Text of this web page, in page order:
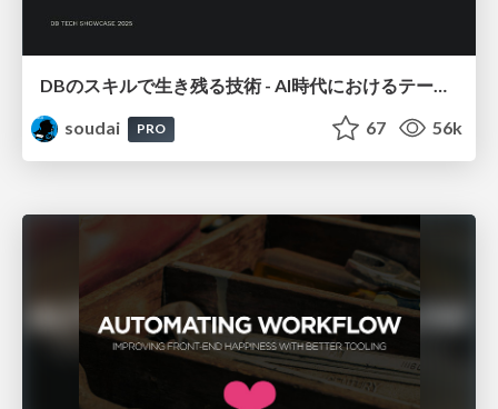
DBのスキルで生き残る技術 - AI時代におけるテーブル設計の勘所
soudai
PRO 67 56k